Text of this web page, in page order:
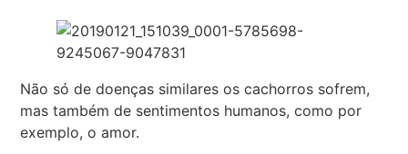
Não só de doenças similares os cachorros sofrem,
mas também de sentimentos humanos, como por
exemplo, o amor.